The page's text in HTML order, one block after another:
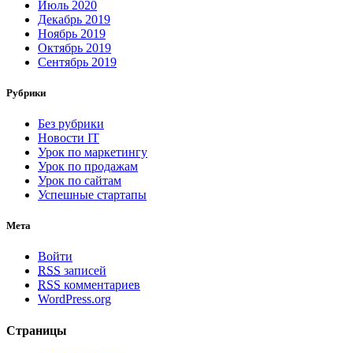
Июль 2020
Декабрь 2019
Ноябрь 2019
Октябрь 2019
Сентябрь 2019
Рубрики
Без рубрики
Новости IT
Урок по маркетингу
Урок по продажам
Урок по сайтам
Успешные стартапы
Мета
Войти
RSS записей
RSS комментариев
WordPress.org
Страницы